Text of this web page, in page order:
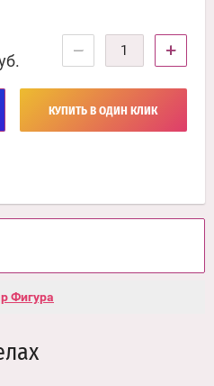
− +
КУПИТЬ В ОДИН КЛИК
Фигура